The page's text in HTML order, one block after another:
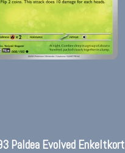
Paldea Evolved Enkeltkort